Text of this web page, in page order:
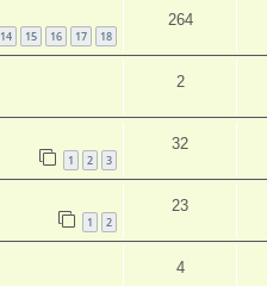
14 15 16 17 18
264
2
1 2 3
32
1 2
23
4